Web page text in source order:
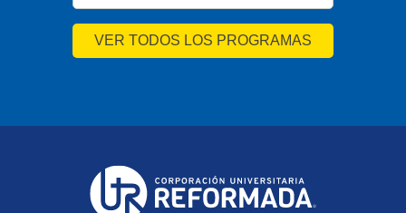
VER TODOS LOS PROGRAMAS